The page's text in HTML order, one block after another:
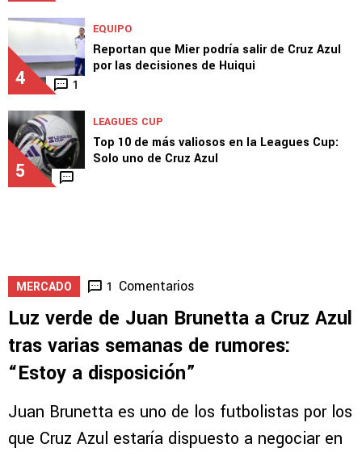
4 1
EQUIPO
Reportan que Mier podría salir de Cruz Azul
por las decisiones de Huiqui
5
LEAGUES CUP
Top 10 de más valiosos en la Leagues Cup:
Solo uno de Cruz Azul
MERCADO 1 Comentarios
Luz verde de Juan Brunetta a Cruz Azul
tras varias semanas de rumores:
“Estoy a disposición”
Juan Brunetta es uno de los futbolistas por los
que Cruz Azul estaría dispuesto a negociar en